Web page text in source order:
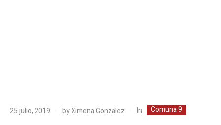
25 julio, 2019 byXimena Gonzalez In Comuna 9